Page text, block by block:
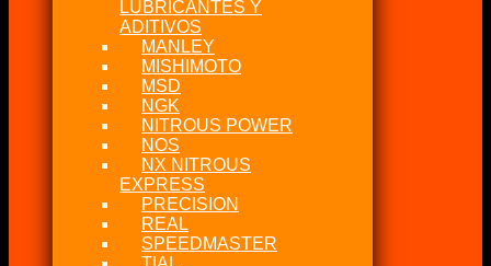
LUBRICANTES Y
ADITIVOS
MANLEY
MISHIMOTO
MSD
NGK
NITROUS POWER
NOS
NX NITROUS
EXPRESS
PRECISION
REAL
SPEEDMASTER